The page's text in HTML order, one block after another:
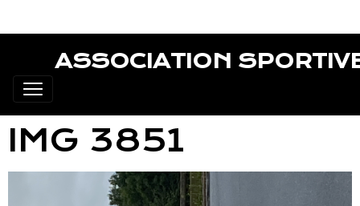
ASSOCIATION
IMG 3851